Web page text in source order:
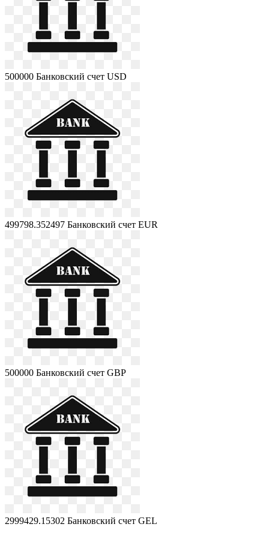
500000 Банковский счет USD
499798.352497 Банковский счет EUR
500000 Банковский счет GBP
2999429.15302 Банковский счет GEL